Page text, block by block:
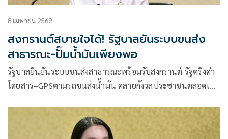
8 เมษายน 2569
สงกรานต์สบายใจได้! รัฐบาลยันระบบขนส่ง
สาธารณะ-ปั๊มน้ำมันเพียงพอ
รัฐบาลยืนยันระบบขนส่งสาธารณะพร้อมรับสงกรานต์ รัฐตรึงค่า
โดยสาร–GPSตามรถขนส่งน้ำมัน คลายกังวลประชาชนตลอดเส้น